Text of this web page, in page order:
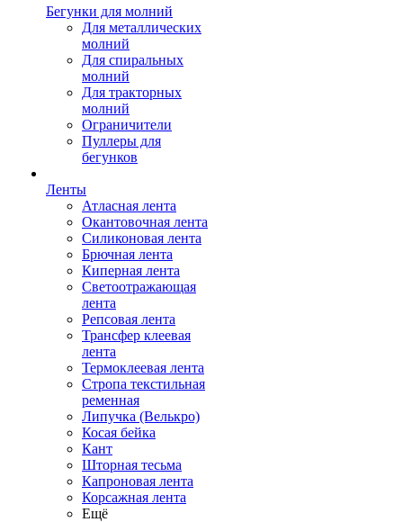
Бегунки для молний
Для металлических
молний
Для спиральных
молний
Для тракторных
молний
Ограничители
Пуллеры для
бегунков
Ленты
Атласная лента
Окантовочная лента
Силиконовая лента
Брючная лента
Киперная лента
Светоотражающая
лента
Репсовая лента
Трансфер клеевая
лента
Термоклеевая лента
Стропа текстильная
ременная
Липучка (Велькро)
Косая бейка
Кант
Шторная тесьма
Капроновая лента
Корсажная лента
Ещё